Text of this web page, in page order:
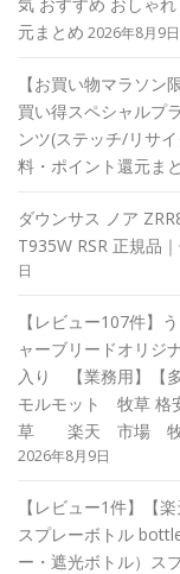
元まとめ 2026年8月9日
【お買い物マラソ
買い得スペシャルプ
ンツ(ステッチ/リサ
料・ポイント還元ま
ダウンサス ノア
T935W RSR 正規品
日
【レビュー107件
ャーブリードオリ
入り 【業務用】【
モルモット 牧草 格
草 楽天 市場 牧草
2026年8月9日
【レビュー1件】【
スプレーボトル
ー・遮光ボトル）ス